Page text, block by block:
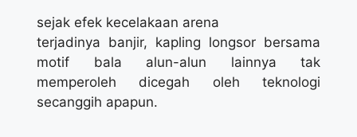
sejak efek kecelakaan arena
terjadinya banjir, kapling longsor bersama
motif bala alun-alun lainnya tak
memperoleh dicegah oleh teknologi
secanggih apapun.